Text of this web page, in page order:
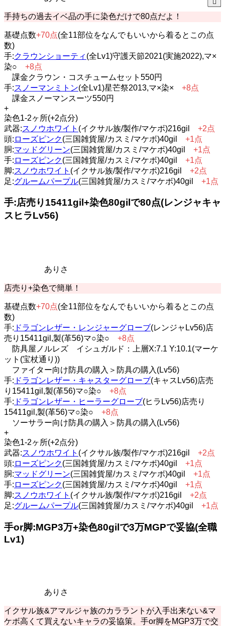
手持ちの過去イベ品の手に染色だけで80点だよ！
基礎点数+70点(全11部位をなんでもいいから着るとこの点
数)
手:クラウンショーティ (全Lv1)守護天節2021(実施2022),マ×
染○ +8点
課金クラウン・コスチュームセット550円
手:スノーマンミトン(全Lv1)星芒祭2013,マ×染× +8点
課金スノーマンスーツ550円
+
染色1-2ヶ所(+2点分)
武器:スノウホワイト (イクサル族/製作/マケボ)216gil +2点
頭: ローズピンク(三国雑貨屋/カスミ/マケボ)40gil +1点
胴:マッドグリーン(三国雑貨屋/カスミ/マケボ)40gil +1点
手: ローズピンク(三国雑貨屋/カスミ/マケボ)40gil +1点
脚:スノウホワイト (イクサル族/製作/マケボ)216gil +2点
足:グルームパープル(三国雑貨屋/カスミ/マケボ)40gil +1点
手:店売り15411gil+染色80gilで80点(レンジャキャ
スヒラLv56)
ありさ
店売り+染色で簡単！
基礎点数+70点(全11部位をなんでもいいから着るとこの点
数)
手: ドラゴンレザー・レンジャーグローブ(レンジャLv56)店
売り15411gil,製(革56)マ○染○ +8点
防具屋ノルレズ イシュガルド：上層X:7.1 Y:10.1(マーケ
ット(宝杖通り))
ファイター向け防具の購入＞防具の購入(Lv56)
手: ドラゴンレザー・キャスターグローブ(キャスLv56)店売
り15411gil,製(革56)マ○染○ +8点
手: ドラゴンレザー・ヒーラーグローブ(ヒラLv56)店売り
15411gil,製(革56)マ○染○ +8点
ソーサラー向け防具の購入＞防具の購入(Lv56)
+
染色1-2ヶ所(+2点分)
武器:スノウホワイト (イクサル族/製作/マケボ)216gil +2点
頭: ローズピンク(三国雑貨屋/カスミ/マケボ)40gil +1点
胴:マッドグリーン(三国雑貨屋/カスミ/マケボ)40gil +1点
手: ローズピンク(三国雑貨屋/カスミ/マケボ)40gil +1点
脚:スノウホワイト (イクサル族/製作/マケボ)216gil +2点
足:グルームパープル(三国雑貨屋/カスミ/マケボ)40gil +1点
手or脚:MGP3万+染色80gilで3万MGPで妥協(全職
Lv1)
ありさ
イクサル族&アマルジャ族のカララントが入手出来ない&マ
ケボ高くて買えないキャラの妥協策。手or脚をMGP3万で交